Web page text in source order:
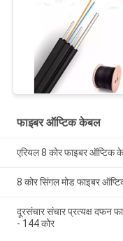
फाइबर ऑप्टिक केबल
एरियल 8 कोर फाइबर ऑप्टिक
8 कोर सिंगल मोड फाइबर
दूरसंचार संचार प्रत्यक्ष दफन
- 144 कोर